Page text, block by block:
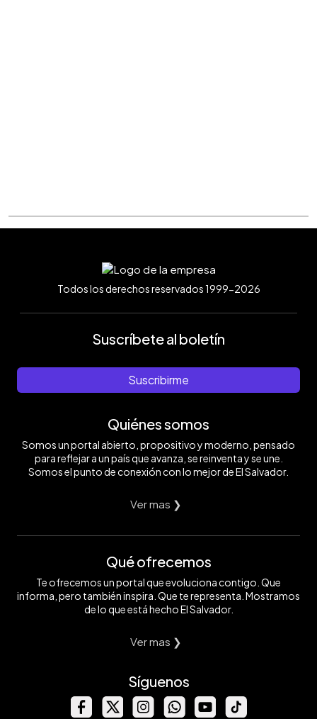
Todos los derechos reservados 1999-2026
Suscríbete al boletín
Suscribirme
Quiénes somos
Somos un portal abierto, propositivo y moderno, pensado
para reflejar a un país que avanza, se reinventa y se une.
Somos el punto de conexión con lo mejor de El Salvador.
Ver mas ❯
Qué ofrecemos
Te ofrecemos un portal que evoluciona contigo. Que
informa, pero también inspira. Que te representa. Mostramos
de lo que está hecho El Salvador.
Ver mas ❯
Síguenos